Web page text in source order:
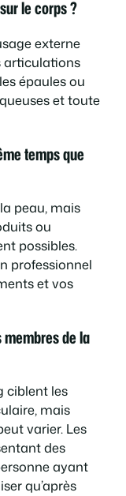
le corps ?
externe
articulations
épaules ou
et toute
temps que
peau, mais
ou
possibles.
professionnel
et vos
de la
ciblent les
mais
varier. Les
des
ayant
qu’après